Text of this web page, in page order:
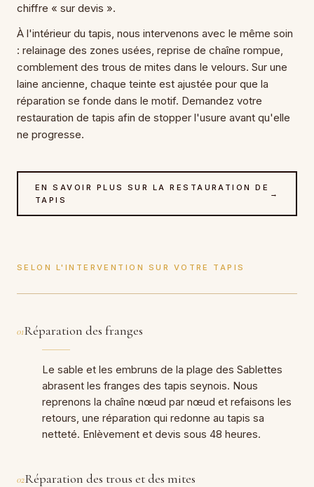
chiffre « sur devis ».
À l'intérieur du tapis, nous intervenons avec le même soin
: relainage des zones usées, reprise de chaîne rompue,
comblement des trous de mites dans le velours. Sur une
laine ancienne, chaque teinte est ajustée pour que la
réparation se fonde dans le motif. Demandez votre
restauration de tapis afin de stopper l'usure avant qu'elle
ne progresse.
EN SAVOIR PLUS SUR LA RESTAURATION DE
TAPIS
→
SELON L'INTERVENTION SUR VOTRE TAPIS
01Réparation des franges
Le sable et les embruns de la plage des Sablettes
abrasent les franges des tapis seynois. Nous
reprenons la chaîne nœud par nœud et refaisons les
retours, une réparation qui redonne au tapis sa
netteté. Enlèvement et devis sous 48 heures.
02Réparation des trous et des mites